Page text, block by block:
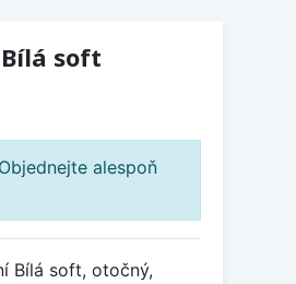
soft
Objednejte alespoň
Bílá soft, otočný,